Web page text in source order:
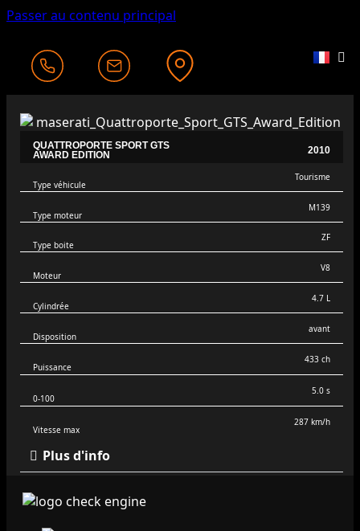
Passer au contenu principal
QUATTROPORTE SPORT GTS
AWARD EDITION
2010
Type véhicule
Type moteur
Type boite
Tourisme
M139
ZF
Moteur
Cylindrée
Disposition
V8
4.7 L
avant
Puissance
0-100
Vitesse max
433 ch
5.0 s
287 km/h
Plus d'info